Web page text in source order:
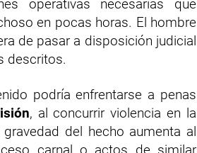
operativas necesarias que
en pocas horas. El hombre
de pasar a disposición judicial
descritos.
podría enfrentarse a penas
, al concurrir violencia en la
del hecho aumenta al